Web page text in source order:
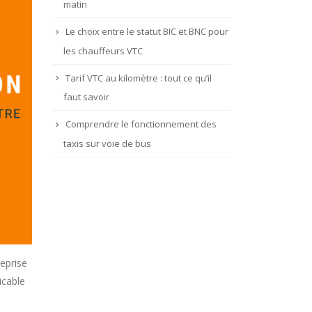
matin
Le choix entre le statut BIC et BNC pour
les chauffeurs VTC
Tarif VTC au kilomètre : tout ce qu’il
faut savoir
Comprendre le fonctionnement des
taxis sur voie de bus